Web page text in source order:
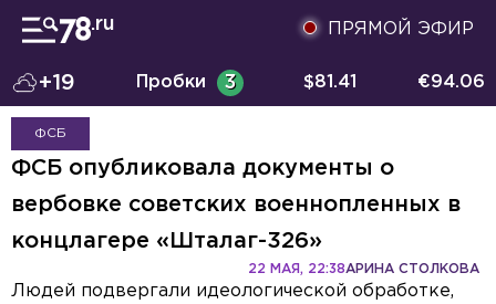
ПРЯМОЙ ЭФИР
+19 Пробки 3 $81.41 €94.06
ФСБ
ФСБ опубликовала документы о
вербовке советских военнопленных в
концлагере «Шталаг-326»
АРИНА СТОЛКОВА
22 МАЯ, 22:38
Людей подвергали идеологической обработке,